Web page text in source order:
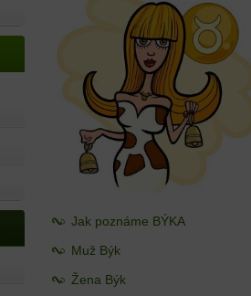
Jak poznáme BÝKA
Muž Býk
Žena Býk